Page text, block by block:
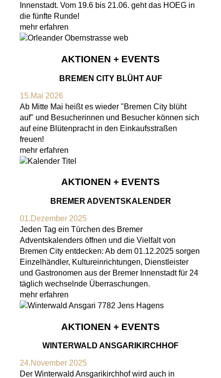
Innenstadt. Vom 19.6 bis 21.06. geht das HOEG in
die fünfte Runde!
mehr erfahren
AKTIONEN + EVENTS
BREMEN CITY BLÜHT AUF
15.Mai 2026
Ab Mitte Mai heißt es wieder "Bremen City blüht
auf" und Besucherinnen und Besucher können sich
auf eine Blütenpracht in den Einkaufsstraßen
freuen!
mehr erfahren
AKTIONEN + EVENTS
BREMER ADVENTSKALENDER
01.Dezember 2025
Jeden Tag ein Türchen des Bremer
Adventskalenders öffnen und die Vielfalt von
Bremen City entdecken: Ab dem 01.12.2025 sorgen
Einzelhändler, Kultureinrichtungen, Dienstleister
und Gastronomen aus der Bremer Innenstadt für 24
täglich wechselnde Überraschungen.
mehr erfahren
AKTIONEN + EVENTS
WINTERWALD ANSGARIKIRCHHOF
24.November 2025
Der Winterwald Ansgarikirchhof wird auch in